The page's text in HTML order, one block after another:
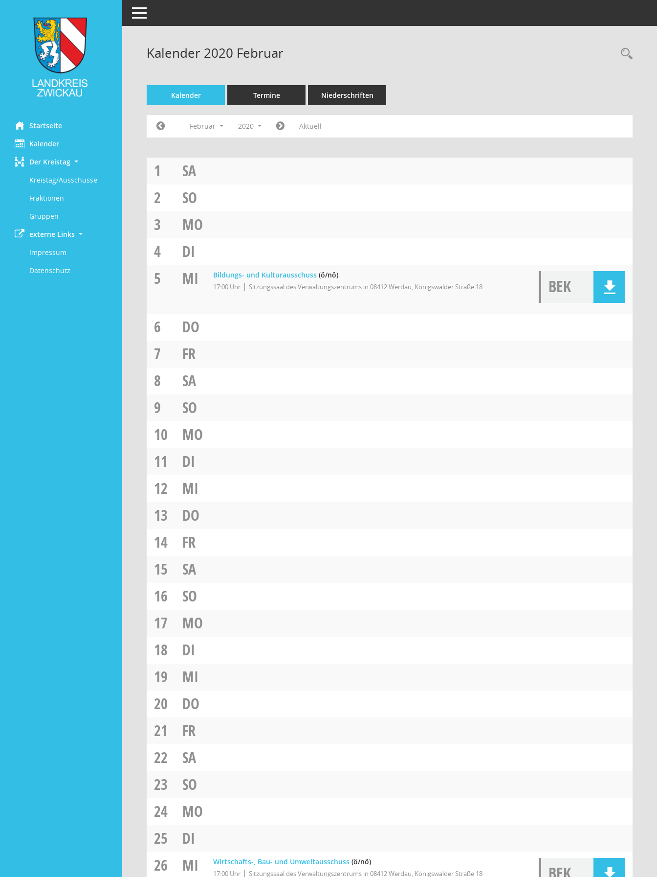
Startseite
Kalender
Der Kreistag
Kreistag/Ausschüsse
Fraktionen
Gruppen
externe Links
Impressum
Datenschutz
Toggle navigation
Kalender 2020 Februar
Kalender Termine Niederschriften
Februar 2020 Aktuell
1
SA
2
SO
3
MO
4
DI
5
MI Bildungs- und Kulturausschuss (ö/nö)
17:00 Uhr Sitzungssaal des Verwaltungszentrums in 08412 Werdau, Königswalder Straße 18 BEK
6
DO
7
FR
8
SA
9
SO
10
MO
11
DI
12
MI
13
DO
14
FR
15
SA
16
SO
17
MO
18
DI
19
MI
20
DO
21
FR
22
SA
23
SO
24
MO
25
DI
26
MI Wirtschafts-, Bau- und Umweltausschuss (ö/nö)
17:00 Uhr Sitzungssaal des Verwaltungszentrums in 08412 Werdau, Königswalder Straße 18